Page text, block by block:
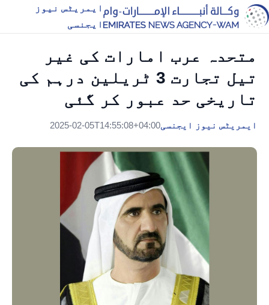
ایمریٹس نیوز
ایجنسی
متحدہ عرب امارات کی غیر
تیل تجارت 3 ٹریلین درہم کی
تاریخی حد عبور کر گئی
ایمریٹس نیوز ایجنسی2025-02-05T14:55:08+04:00